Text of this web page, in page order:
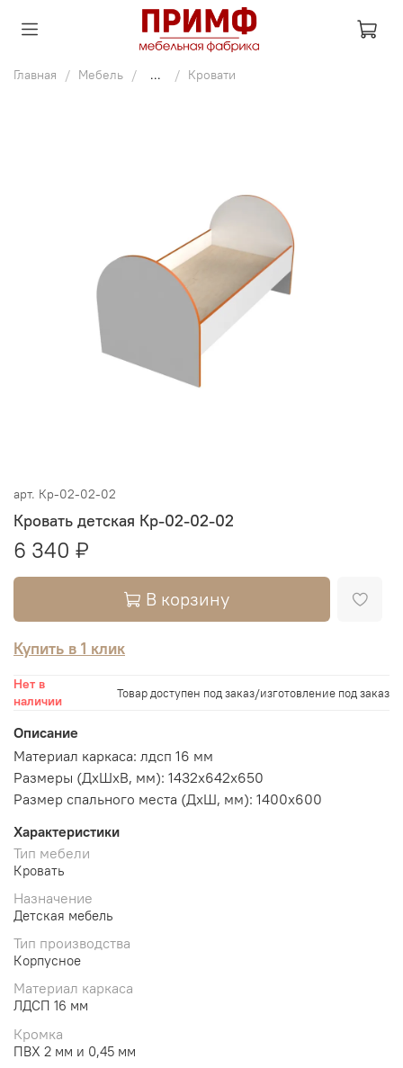
Главная Мебель ... Кровати
арт. Кр-02-02-02
Кровать детская Кр-02-02-02
6 340 ₽
В корзину
Купить в 1 клик
Нет в
наличии
Товар доступен под заказ/изготовление под заказ
Описание
Материал каркаса: лдсп 16 мм
Размеры (ДхШхВ, мм): 1432х642х650
Размер спального места (ДхШ, мм): 1400х600
Характеристики
Тип мебели
Кровать
Назначение
Детская мебель
Тип производства
Корпусное
Материал каркаса
ЛДСП 16 мм
Кромка
ПВХ 2 мм и 0,45 мм